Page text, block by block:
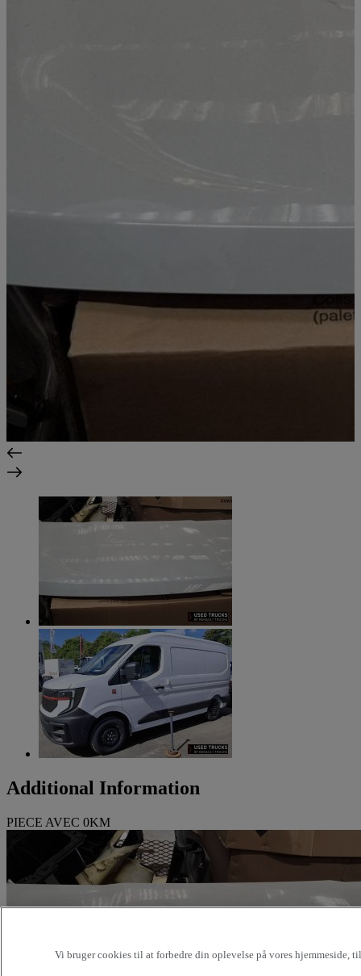
Additional Information
PIECE AVEC 0KM
Vi bruger cookies til at forbedre din oplevelse på vores hjemmeside,